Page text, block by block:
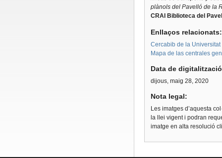
plànols del Pavelló de la
CRAI Biblioteca del
Enllaços
Cercabib de la
Mapa de las centrales
Data de
dijous, maig 28, 2020
Nota legal:
Les imatges d’aquesta
la llei vigent i podran
imatge en alta resolució